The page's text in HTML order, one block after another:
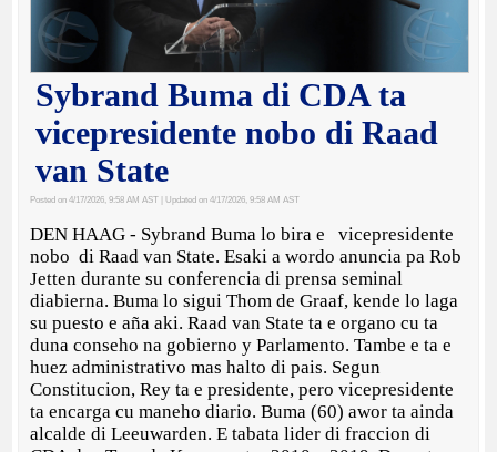
Sybrand Buma di CDA ta
vicepresidente nobo di Raad
van State
Posted on 4/17/2026, 9:58 AM AST | Updated on 4/17/2026, 9:58 AM AST
DEN HAAG - Sybrand Buma lo bira e vicepresidente
nobo di Raad van State. Esaki a wordo anuncia pa Rob
Jetten durante su conferencia di prensa seminal
diabierna. Buma lo sigui Thom de Graaf, kende lo laga
su puesto e aña aki. Raad van State ta e organo cu ta
duna conseho na gobierno y Parlamento. Tambe e ta e
huez administrativo mas halto di pais. Segun
Constitucion, Rey ta e presidente, pero vicepresidente
ta encarga cu maneho diario. Buma (60) awor ta ainda
alcalde di Leeuwarden. E tabata lider di fraccion di